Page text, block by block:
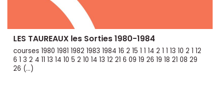
LES TAUREAUX les Sorties 1980-1984
courses 1980 1981 1982 1983 1984 16 2 15 1 1 14 2 1 1 13 10 2 1 12
6 1 3 2 4 11 13 14 10 5 2 10 14 13 12 21 6 09 19 26 19 18 21 08 29
26 (…)